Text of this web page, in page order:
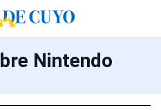
Nintendo